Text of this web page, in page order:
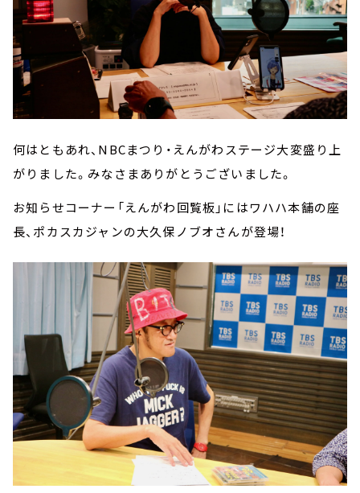
何はともあれ、NBCまつり・えんがわステージ大変盛り上
がりました。みなさまありがとうございました。
お知らせコーナー「えんがわ回覧板」にはワハハ本舗の座
長、ポカスカジャンの大久保ノブオさんが登場！